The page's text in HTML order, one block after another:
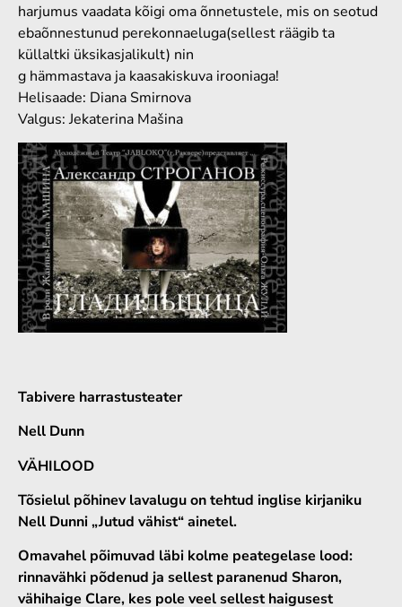
harjumus vaadata kõigi oma õnnetustele, mis on seotud
ebaõnnestunud perekonnaeluga(sellest räägib ta
küllaltki üksikasjalikult) nin
g hämmastava ja kaasakiskuva irooniaga!
Helisaade: Diana Smirnova
Valgus:Jekaterina Mašina
Tabivere harrastusteater
Nell Dunn
VÄHILOOD
Tõsielul põhinev lavalugu on tehtud inglise kirjaniku
Nell Dunni „Jutud vähist“ ainetel.
Omavahel põimuvad läbi kolme peategelase lood:
rinnavähki põdenud ja sellest paranenud Sharon,
vähihaige Clare, kes pole veel sellest haigusest